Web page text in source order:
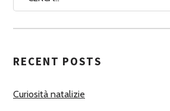
A
U
O
I
RECENT POSTS
Curiosità natalizie